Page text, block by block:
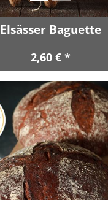
Elsässer Baguette
2,60 € *